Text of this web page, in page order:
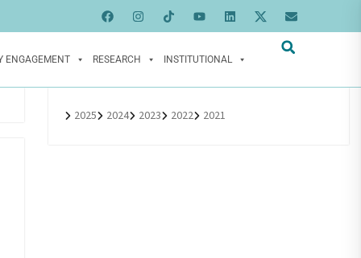
ENGAGEMENT RESEARCH INSTITUTIONAL
2025 2024 2023 2022 2021